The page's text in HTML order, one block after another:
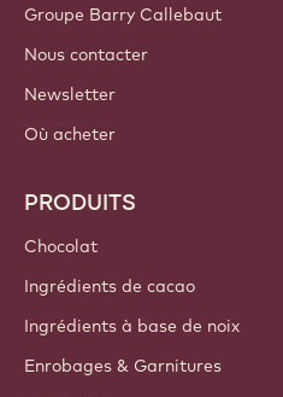
Groupe Barry Callebaut
Nous contacter
Newsletter
Où acheter
PRODUITS
Chocolat
Ingrédients de cacao
Ingrédients à base de noix
Enrobages & Garnitures